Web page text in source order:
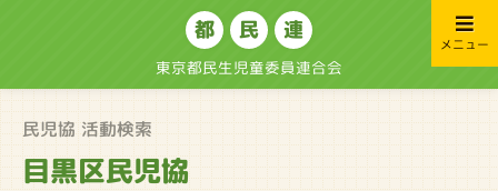
都 民 連
東京都民生児童委員連合会
民児協 活動検索
目黒区民児協
メニュー